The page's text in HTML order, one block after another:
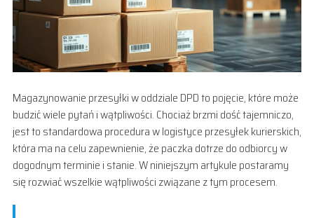
Magazynowanie przesyłki w oddziale DPD to pojęcie, które może
budzić wiele pytań i wątpliwości. Chociaż brzmi dość tajemniczo,
jest to standardowa procedura w logistyce przesyłek kurierskich,
która ma na celu zapewnienie, że paczka dotrze do odbiorcy w
dogodnym terminie i stanie. W niniejszym artykule postaramy
się rozwiać wszelkie wątpliwości związane z tym procesem.